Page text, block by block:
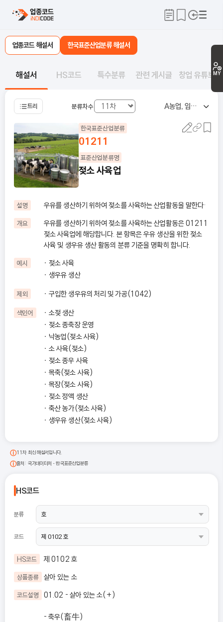
MY
업종코드 해설서 한국표준산업분류 해설서
해설서 HS코드 특수분류 관련 게시글 창업 유튜브
트리 분류차수 A 농업, 임업 및 어업
한국표준산업분류
01211
표준산업분류명
젖소 사육업
설명 우유를 생산하기 위하여 젖소를 사육하는 산업활동을 말한다·
개요
우유를 생산하기 위하여 젖소를 사육하는 산업활동은 01211
젖소 사육업에 해당합니다. 본 항목은 우유 생산을 위한 젖소
사육 및 생우유 생산 활동의 분류 기준을 명확히 합니다.
예시
젖소 사육
생우유 생산
제외 구입한 생우유의 처리 및 가공(1042)
색인어
소젖 생산
젖소 종축장 운영
낙농업(젖소 사육)
소 사육(젖소)
젖소 종우 사육
목축(젖소 사육)
목장(젖소 사육)
젖소 정액 생산
축산 농가(젖소 사육)
생우유 생산(젖소 사육)
11차 최신 해설서입니다.
출처: 국가데이터처 - 한국표준산업분류
HS코드
분류
코드
HS코드 제 0102 호
상품종류 살아 있는 소
코드설명 01.02 - 살아 있는 소(+)
- 축우(畜牛)